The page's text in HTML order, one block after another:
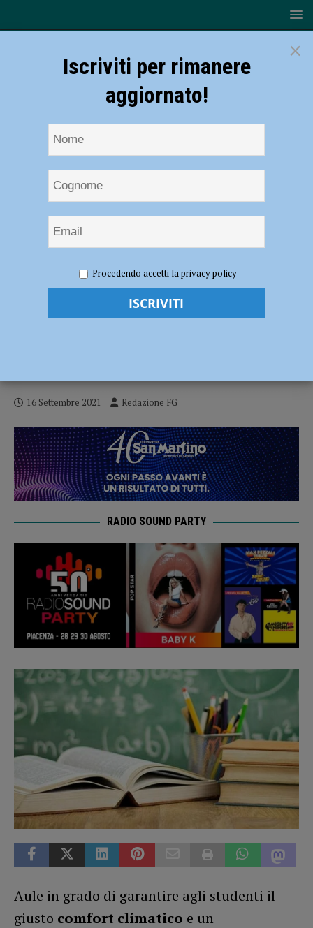
ecco le scuole del futuro: a Piacenza 73 interventi per quasi 42 milioni
Sicure ed ecologiche, ecco le scuole del
16 Settembre 2021 Redazione FG
RADIO SOUND PARTY
Aule in grado di garantire agli studenti il
giusto comfort climatico e un
×
Iscriviti per rimanere
aggiornato!
Procedendo accetti la privacy policy